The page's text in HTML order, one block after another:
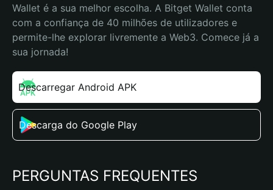
Wallet é a sua melhor escolha. A Bitget Wallet conta
com a confiança de 40 milhões de utilizadores e
permite-lhe explorar livremente a Web3. Comece já a
sua jornada!
Descarregar Android APK
Descarga do Google Play
PERGUNTAS FREQUENTES